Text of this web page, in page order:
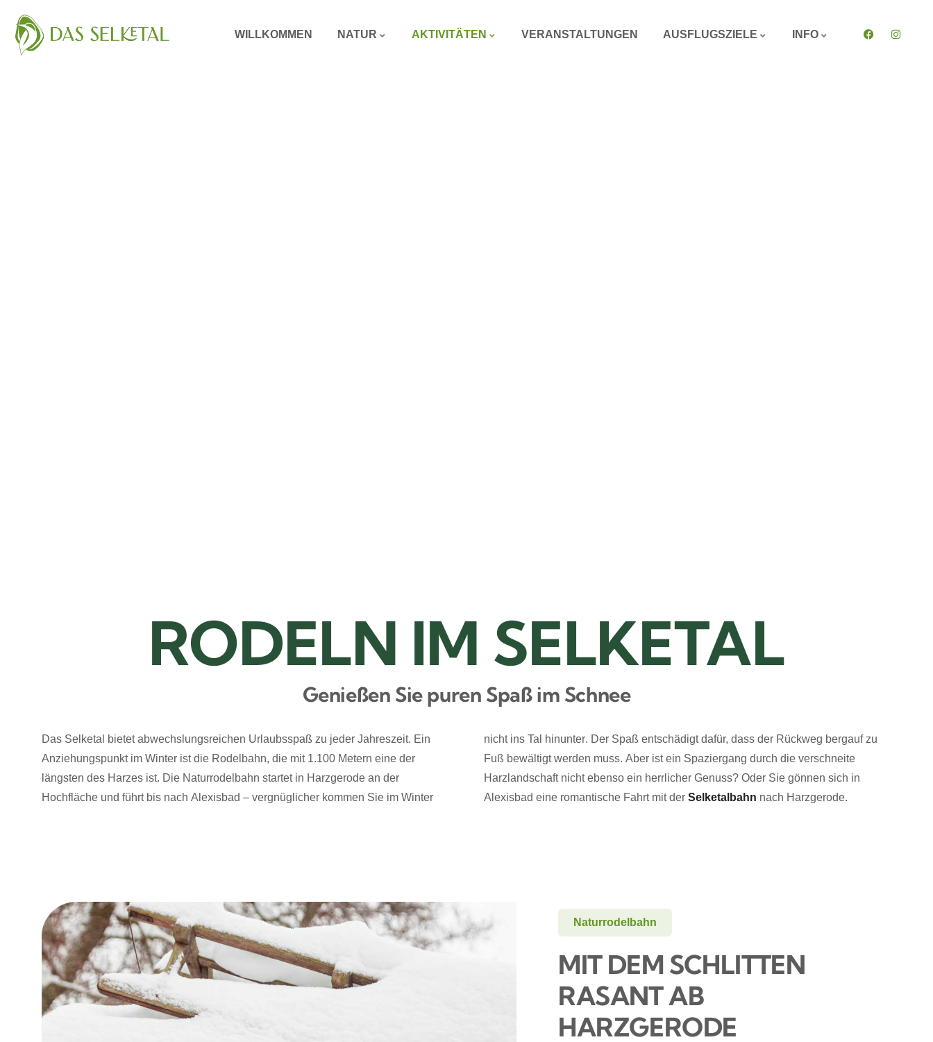
WILLKOMMEN NATUR AKTIVITÄTEN VERANSTALTUNGEN AUSFLUGSZIELE INFO
RODELN IM SELKETAL
Genießen Sie puren Spaß im Schnee
Das Selketal bietet abwechslungsreichen Urlaubsspaß zu jeder Jahreszeit. Ein
Anziehungspunkt im Winter ist die Rodelbahn, die mit 1.100 Metern eine der
längsten des Harzes ist. Die Naturrodelbahn startet in Harzgerode an der
Hochfläche und führt bis nach Alexisbad – vergnüglicher kommen Sie im Winter
nicht ins Tal hinunter. Der Spaß entschädigt dafür, dass der Rückweg bergauf zu
Fuß bewältigtwerden muss. Aber istein Spaziergang durch die verschneite
Harzlandschaft nichtebenso ein herrlicher Genuss? Oder Sie gönnen sich in
Alexisbad eine romantische Fahrt mit der Selketalbahn nach Harzgerode.
Naturrodelbahn
MIT DEM SCHLITTEN
RASANT AB
HARZGERODE